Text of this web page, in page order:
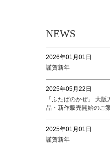
NEWS
2026年01月01日
謹賀新年
2025年05月22日
「ふたばのかぜ」 大阪
品・新作販売開始のご
2025年01月01日
謹賀新年